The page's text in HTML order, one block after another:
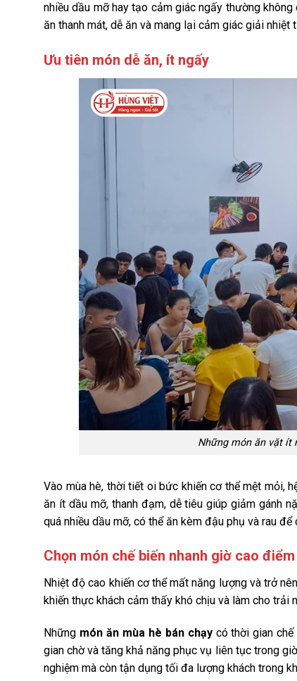
nhiều dầu mỡ hay tạo cảm giác ngấy thường
ăn thanh mát, dễ ăn và mang lại cảm giác giải nhiệt
Ưu tiên món dễ ăn, ít ngấy
Những món ăn vặt ít
Vào mùa hè, thời tiết oi bức khiến cơ thể mệt mỏi,
ăn ít dầu mỡ, thanh đạm, dễ tiêu giúp giảm gánh
quá nhiều dầu mỡ, có thể ăn kèm đậu phụ và rau
Chọn món chế biến nhanh giờ cao điểm
Nhiệt độ cao khiến cơ thể mất năng lượng và trở
khiến thực khách cảm thấy khó chịu và làm cho trải
Những món ăn mùa hè bán chạycó thời gian chế
gian chờ và tăng khả năng phục vụ liên tục trong
nghiệm mà còn tận dụng tối đa lượng khách trong